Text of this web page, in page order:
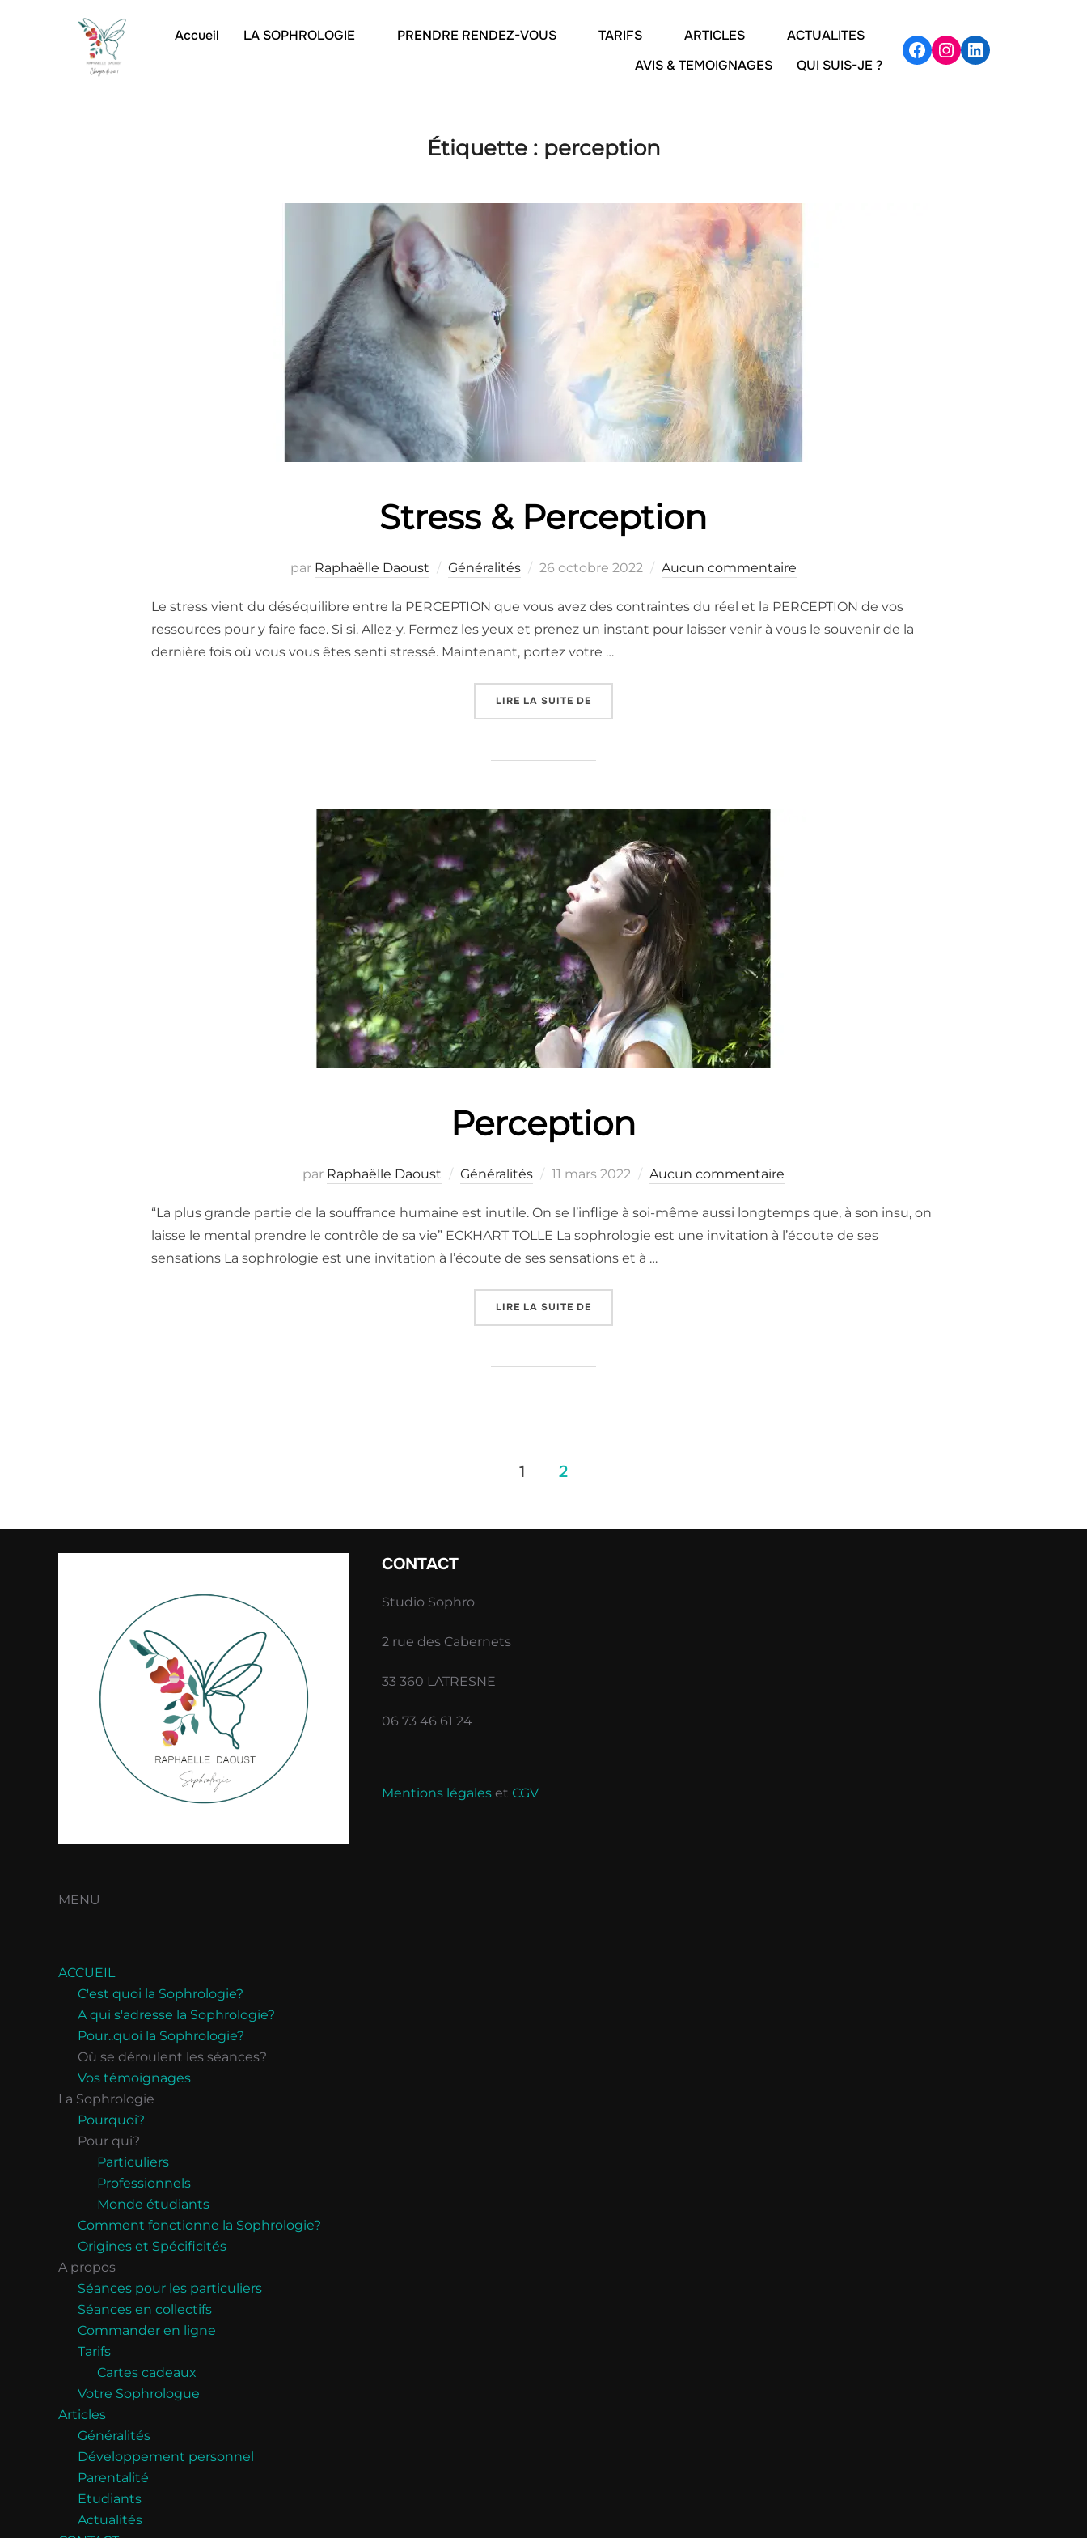
Accueil LA SOPHROLOGIE PRENDRE RENDEZ-VOUS TARIFS ARTICLES
ACTUALITES
AVIS & TEMOIGNAGES
QUI SUIS-JE ?
Étiquette : perception
Stress & Perception
par Raphaëlle Daoust Généralités 26 octobre 2022 Aucun commentaire
Le stress vient du déséquilibre entre la PERCEPTION que vous avez des contraintes du réel et la PERCEPTION de vos
ressources pour y faire face. Si si. Allez-y. Fermez les yeux et prenez un instant pour laisser venir à vous le souvenir de la
dernière fois où vous vous êtes senti stressé. Maintenant, portez votre …
LIRE LA SUITE DE
Perception
par Raphaëlle Daoust Généralités 11 mars 2022 Aucun commentaire
“La plus grande partie de la souffrance humaine est inutile. On se l’inflige à soi-même aussi longtemps que, à son insu, on
laisse le mental prendre le contrôle de sa vie” ECKHART TOLLE La sophrologie est une invitation à l’écoute de ses
sensations La sophrologie est une invitation à l’écoute de ses sensations et à …
LIRE LA SUITE DE
1 2
MENU
ACCUEIL
C'est quoi la Sophrologie?
A qui s'adresse la Sophrologie?
Pour..quoi la Sophrologie?
Où se déroulent les séances?
Vos témoignages
La Sophrologie
Pourquoi?
Pour qui?
Particuliers
Professionnels
Monde étudiants
Comment fonctionne la Sophrologie?
Origines et Spécificités
A propos
Séances pour les particuliers
Séances en collectifs
Commander en ligne
Tarifs
Cartes cadeaux
Votre Sophrologue
Articles
Généralités
Développement personnel
Parentalité
Etudiants
Actualités
CONTACT
Studio Sophro
2 rue des Cabernets
33 360 LATRESNE
06 73 46 61 24
Mentions légales et CGV